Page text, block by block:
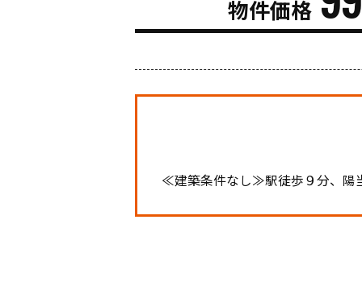
物件価格
≪建築条件なし≫駅徒歩９分、陽